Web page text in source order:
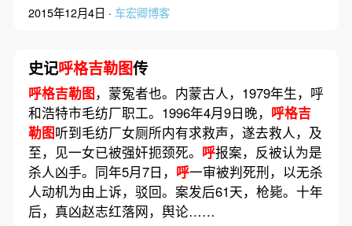
2015年12月4日 · 车宏卿博客
史记呼格吉勒图传
呼格吉勒图，蒙冤者也。内蒙古人，1979年生，呼
和浩特市毛纺厂职工。1996年4月9日晚， 呼格吉
勒图听到毛纺厂女厕所内有求救声，遂去救人，及
至，见一女已被强奸扼颈死。 呼报案，反被认为是
杀人凶手。同年5月7日， 呼一审被判死刑，以无杀
人动机为由上诉，驳回。案发后61天，枪毙。十年
后，真凶赵志红落网，舆论……